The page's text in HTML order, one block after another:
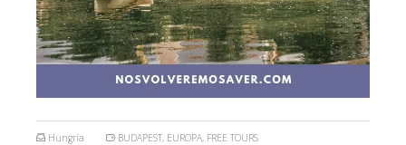
Hungría BUDAPEST, EUROPA, FREE TOURS